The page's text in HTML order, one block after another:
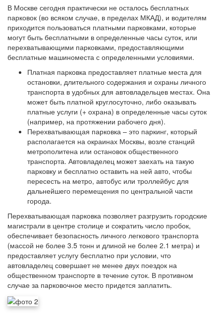
В Москве сегодня практически не осталось бесплатных
парковок (во всяком случае, в пределах МКАД), и водителям
приходится пользоваться платными парковками, которые
могут быть бесплатными в определенные часы суток, или
перехватывающими парковками, предоставляющими
бесплатные машиноместа с определенными условиями.
Платная парковка предоставляет платные места для
остановки, длительного содержания и охраны личного
транспорта в удобных для автовладельцев местах. Она
может быть платной круглосуточно, либо оказывать
платные услуги (+ охрана) в определенные часы суток
(например, на протяжении рабочего дня).
Перехватывающая парковка – это паркинг, который
располагается на окраинах Москвы, возле станций
метрополитена или остановок общественного
транспорта. Автовладелец может заехать на такую
парковку и бесплатно оставить на ней авто, чтобы
пересесть на метро, автобус или троллейбус для
дальнейшего перемещения по центральной части
города.
Перехватывающая парковка позволяет разгрузить городские
магистрали в центре столице и сократить число пробок,
обеспечивает безопасность личного легкового транспорта
(массой не более 3.5 тонн и длиной не более 2.1 метра) и
предоставляет услугу бесплатно при условии, что
автовладелец совершает не менее двух поездок на
общественном транспорте в течение суток. В противном
случае за парковочное место придется заплатить.